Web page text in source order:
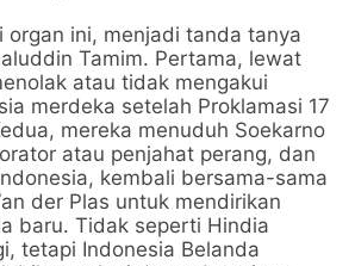
organ ini, menjadi tanda tanya
Tamim. Pertama, lewat
atau tidak mengakui
merdeka setelah Proklamasi 17
mereka menuduh Soekarno
atau penjahat perang, dan
kembali bersama-sama
der Plas untuk mendirikan
baru. Tidak seperti Hindia
tetapi Indonesia Belanda